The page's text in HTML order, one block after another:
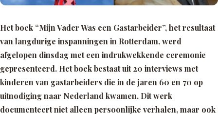
Het boek “Mijn Vader Was een Gastarbeider”,het resultaat
van langdurige inspanningen in Rotterdam, werd
afgelopen dinsdag met een indrukwekkende ceremonie
gepresenteerd. Het boek bestaat uit 20 interviews met
kinderen van gastarbeiders die in de jaren 60 en 70 op
uitnodiging naar Nederland kwamen. Dit werk
documenteert niet alleen persoonlijke verhalen, maar ook